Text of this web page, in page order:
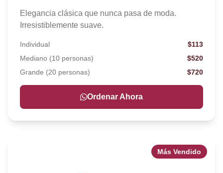
Elegancia clásica que nunca pasa de moda.
Irresistiblemente suave.
Individual
$113
Mediano (10 personas)
$520
Grande (20 personas)
$720
Ordenar Ahora
Más Vendido